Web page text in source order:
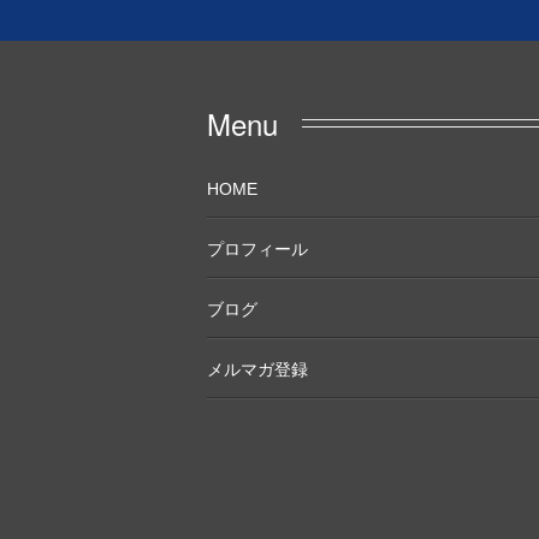
Menu
HOME
プロフィール
ブログ
メルマガ登録